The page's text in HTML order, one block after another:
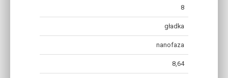
8
gładka
nanofaza
8,64